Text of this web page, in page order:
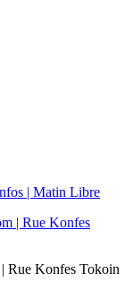
| Matin Libre
Rue Konfes Tokoin